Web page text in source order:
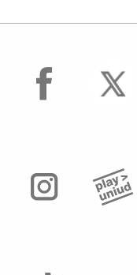
facebook